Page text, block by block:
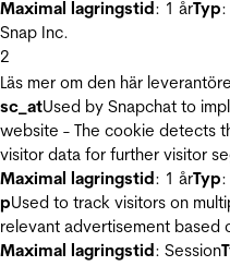
Maximal lagringstid: 1 årTyp:
Snap Inc.
2
Läs mer om den här
sc_atUsed by Snapchat to
website - The cookie detects
visitor data for further visitor
Maximal lagringstid: 1 årTyp:
pUsed to track visitors on
relevant advertisement based
Maximal lagringstid: Session